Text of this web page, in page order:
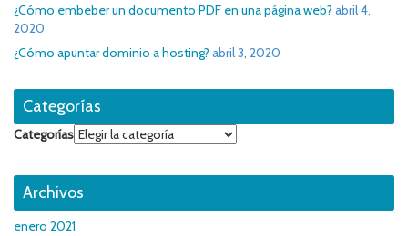
¿Cómo embeber un documento PDF en una página web? abril 4,
2020
¿Cómo apuntar dominio a hosting? abril 3, 2020
Categorías
Categorías
Archivos
enero 2021